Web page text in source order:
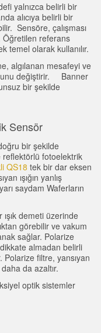
yalnızca belirli bir
alıcıya belirli bir
Sensöre, çalışması
referans
temel olarak kullanılır.
algılanan mesafeyi ve
değiştirir. Banner
bir şekilde
Sensör
bir şekilde
reflektörlü fotoelektrik
QS18 tek bir dar eksen
ışığın yanlış
saydam Waferların
ışık demeti üzerinde
görebilir ve vakum
sağlar. Polarize
dikkate almadan belirli
Polarize filtre, yansıyan
da azaltır.
optik sistemler